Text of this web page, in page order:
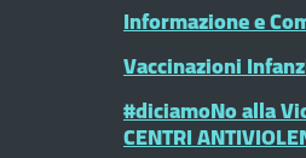
Informazione e
Vaccinazioni
#diciamoNo alla
CENTRI